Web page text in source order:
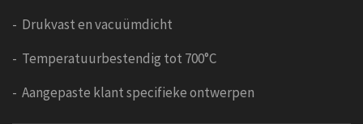
- Drukvast en vacuümdicht
- Temperatuurbestendig tot 700°C
- Aangepaste klant specifieke ontwerpen